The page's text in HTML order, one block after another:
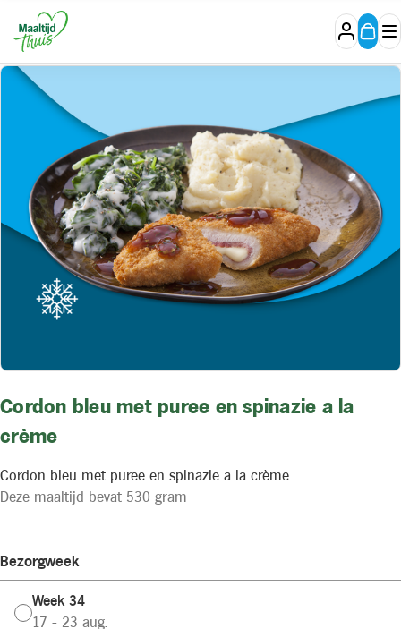
Cordon bleu met puree en spinazie a la
crème
Cordon bleu met puree en spinazie a la crème
Deze maaltijd bevat 530 gram
Bezorgweek
Week 34
17 - 23 aug.